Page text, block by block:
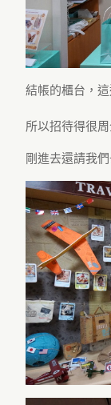
結帳的櫃台，
所以招待得很
剛進去還請我